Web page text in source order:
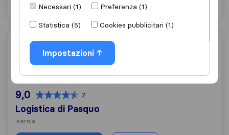
Logistica di Pasquo
9,0 2
Logistica di Pasquo
Isernia
Necessari (1)
Preferenza (1)
Statistica (5)
Cookies pubblicitari (1)
Impostazioni